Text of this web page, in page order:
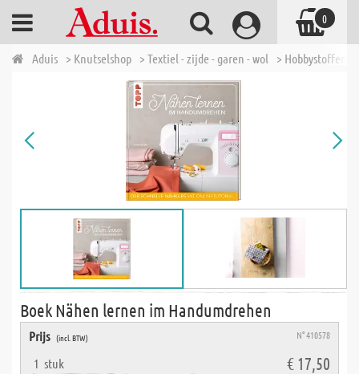
Aduis > Knutselshop > Textiel - zijde - garen - wol > Hobbystoffen
Boek Nähen lernen im Handumdrehen
Prijs (incl. BTW) N° 410578
1 stuk € 17,50
0